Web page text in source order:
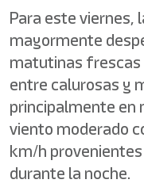
Para este viernes,
mayormente
matutinas frescas
entre calurosas y
principalmente en
viento moderado
km/h
durante la noche.